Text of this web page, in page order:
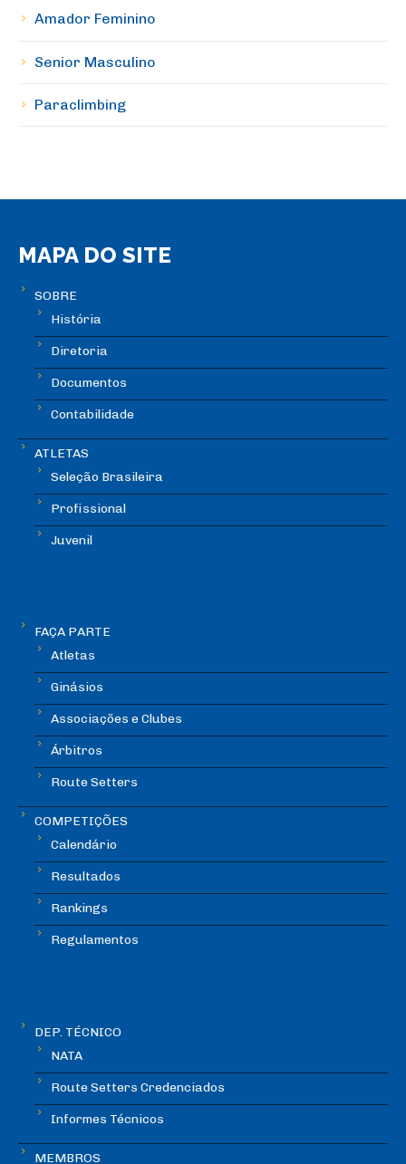
Amador Feminino
Senior Masculino
Paraclimbing
MAPA DO SITE
SOBRE
História
Diretoria
Documentos
Contabilidade
ATLETAS
Seleção Brasileira
Profissional
Juvenil
FAÇA PARTE
Atletas
Ginásios
Associações e Clubes
Árbitros
Route Setters
COMPETIÇÕES
Calendário
Resultados
Rankings
Regulamentos
DEP. TÉCNICO
NATA
Route Setters Credenciados
Informes Técnicos
MEMBROS